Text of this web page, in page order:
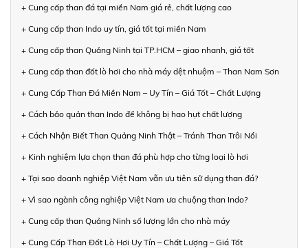
+ Cung cấp than đá tại miền Nam giá rẻ, chất lượng cao
+ Cung cấp than Indo uy tín, giá tốt tại miền Nam
+ Cung cấp than Quảng Ninh tại TP.HCM – giao nhanh, giá tốt
+ Cung cấp than đốt lò hơi cho nhà máy dệt nhuộm – Than Nam Sơn
+ Cung Cấp Than Đá Miền Nam – Uy Tín – Giá Tốt – Chất Lượng
+ Cách bảo quản than Indo để không bị hao hụt chất lượng
+ Cách Nhận Biết Than Quảng Ninh Thật – Tránh Than Trôi Nổi
+ Kinh nghiệm lựa chọn than đá phù hợp cho từng loại lò hơi
+ Tại sao doanh nghiệp Việt Nam vẫn ưu tiên sử dụng than đá?
+ Vì sao ngành công nghiệp Việt Nam ưa chuộng than Indo?
+ Cung cấp than Quảng Ninh số lượng lớn cho nhà máy
+ Cung Cấp Than Đốt Lò Hơi Uy Tín – Chất Lượng – Giá Tốt